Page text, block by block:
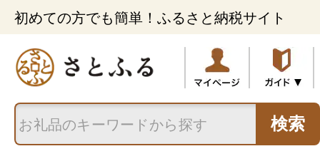
初めての方でも簡単！ふるさと納税サイト
検索